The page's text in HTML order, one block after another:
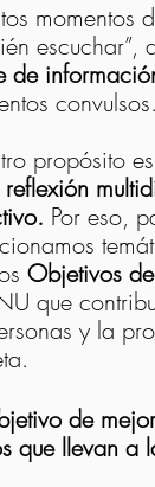
escuchar”,
de
convulsos.
propósito es
reflexión
Por eso,
Objetivos
que
y la
de
que llevan a